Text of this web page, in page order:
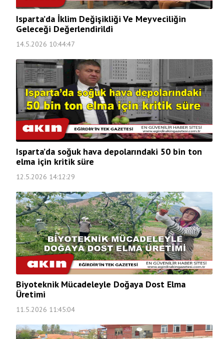
Isparta’da İklim Değişikliği Ve Meyveciliğin
Geleceği Değerlendirildi
14.5.2026 10:44:47
Isparta’da soğuk hava depolarındaki 50 bin ton
elma için kritik süre
12.5.2026 14:12:29
Biyoteknik Mücadeleyle Doğaya Dost Elma
Üretimi
11.5.2026 11:45:04